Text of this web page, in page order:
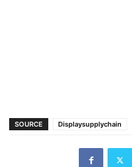
SOURCE Displaysupplychain